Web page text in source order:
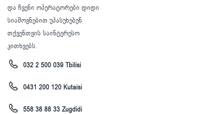
და ჩვენი ოპერატორები დიდი
სიამოვნებით უპასუხებენ
თქვენთვის საინტერესო
კითხვებს.
032 2 500 039 Tbilisi
0431 200 120 Kutaisi
558 38 88 33 Zugdidi